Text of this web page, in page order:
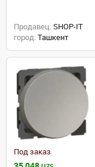
Продавец: SHOP-IT
город: Ташкент
Под заказ